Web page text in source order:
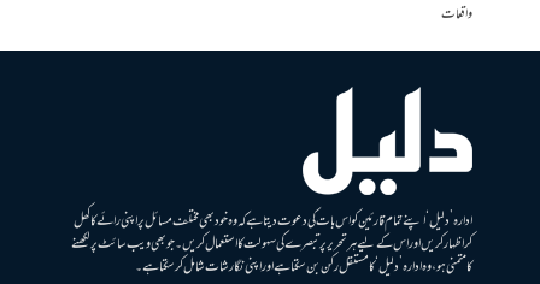
واقعات
ادارہ ’دلیل‘ اپنے تمام قارئین کو اس بات کی دعوت دیتا ہے کہ وہ خود بھی مختلف مسائل پر اپنی رائے کا کھل
کر اظہار کریں اور اس کے لیے ہر تحریر پر تبصرے کی سہولت کا استعمال کریں۔ جو بھی ویب سائٹ پر لکھنے
کا متمنی ہو، وہ ادارہ ’دلیل‘ کا مستقل رکن بن سکتا ہے اور اپنی نگارشات شامل کرسکتا ہے۔